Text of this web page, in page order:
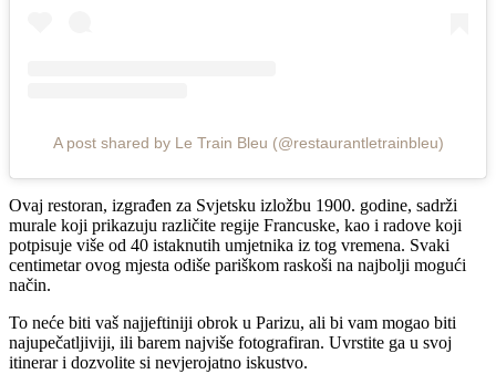
A post shared by Le Train Bleu (@restaurantletrainbleu)
Ovaj restoran, izgrađen za Svjetsku izložbu 1900. godine, sadrži
murale koji prikazuju različite regije Francuske, kao i radove koji
potpisuje više od 40 istaknutih umjetnika iz tog vremena. Svaki
centimetar ovog mjesta odiše pariškom raskoši na najbolji mogući
način.
To neće biti vaš najjeftiniji obrok u Parizu, ali bi vam mogao biti
najupečatljiviji, ili barem najviše fotografiran. Uvrstite ga u svoj
itinerar i dozvolite si nevjerojatno iskustvo.